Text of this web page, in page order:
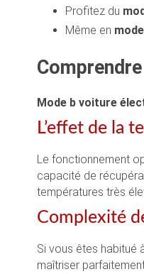
Profitez du
Même en
Mode b voiture
L’effet de la
Le fonctionnement
capacité de
températures très
Complexité
Si vous êtes habitué
maîtriser